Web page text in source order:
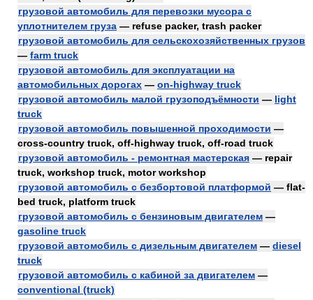
грузовой автомобиль для перевозки мусора с
уплотнителем груза — refuse packer, trash packer
грузовой автомобиль для сельскохозяйственных грузов
— farm truck
грузовой автомобиль для эксплуатации на
автомобильных дорогах — on-highway truck
грузовой автомобиль малой грузоподъёмности — light
truck
грузовой автомобиль повышенной проходимости —
cross-country truck, off-highway truck, off-road truck
грузовой автомобиль - ремонтная мастерская — repair
truck, workshop truck, motor workshop
грузовой автомобиль с безбортовой платформой — flat-
bed truck, platform truck
грузовой автомобиль с бензиновым двигателем —
gasoline truck
грузовой автомобиль с дизельным двигателем — diesel
truck
грузовой автомобиль с кабиной за двигателем —
conventional (truck)